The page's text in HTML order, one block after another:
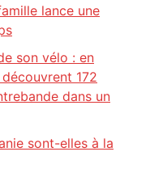
lance une
son vélo : en
172
dans un
sont-elles à la